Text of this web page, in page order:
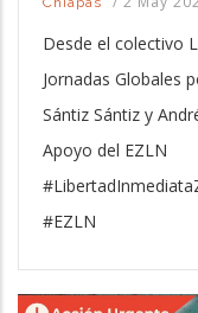
Desde el colectivo
Jornadas Globales
Sántiz Sántiz y
Apoyo del EZLN
#EZLN